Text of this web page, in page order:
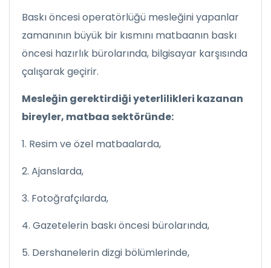
Baskı öncesi operatörlüğü mesleğini yapanlar
zamanının büyük bir kısmını matbaanın baskı
öncesi hazırlık bürolarında, bilgisayar karşısında
çalışarak geçirir.
Mesleğin gerektirdiği yeterlilikleri kazanan
bireyler, matbaa sektöründe:
1. Resim ve özel matbaalarda,
2. Ajanslarda,
3. Fotoğrafçılarda,
4. Gazetelerin baskı öncesi bürolarında,
5. Dershanelerin dizgi bölümlerinde,